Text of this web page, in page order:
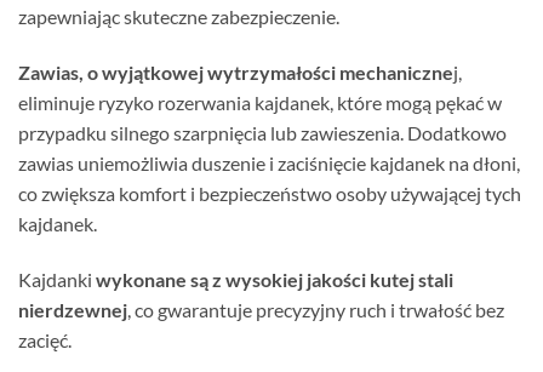
zapewniając skuteczne zabezpieczenie.
Zawias, o wyjątkowej wytrzymałości mechanicznej,
eliminuje ryzyko rozerwania kajdanek, które mogą pękać w
przypadku silnego szarpnięcia lub zawieszenia. Dodatkowo
zawias uniemożliwia duszenie i zaciśnięcie kajdanek na dłoni,
co zwiększa komfort i bezpieczeństwo osoby używającej tych
kajdanek.
Kajdanki wykonane są z wysokiej jakości kutej stali
nierdzewnej, co gwarantuje precyzyjny ruch i trwałość bez
zacięć.